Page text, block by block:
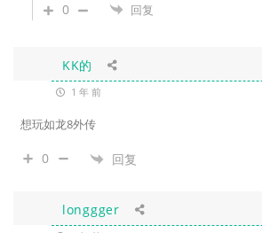
0 回复
KK的
1 年 前
想玩如龙8外传
0 回复
longgger